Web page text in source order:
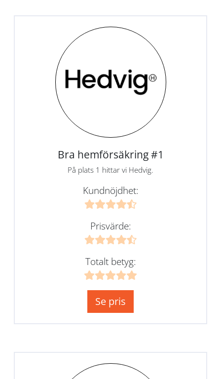
Bra hemförsäkring #1
På plats 1 hittar vi Hedvig.
Kundnöjdhet:
Prisvärde:
Totalt betyg:
Se pris